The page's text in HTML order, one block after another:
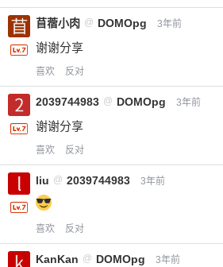
苜蓿小肉 @ DOMOpg 3年前
谢谢分享
喜欢 反对
2039744983 @ DOMOpg 3年前
谢谢分享
喜欢 反对
liu @ 2039744983 3年前
喜欢 反对
KanKan @ DOMOpg 3年前